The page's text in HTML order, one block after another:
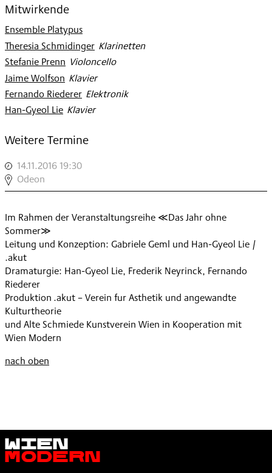
Mitwirkende
Ensemble Platypus
Theresia Schmidinger
: Klarinetten
Stefanie Prenn: Violoncello
Jaime Wolfson: Klavier
Fernando Riederer
: Elektronik
Han-Gyeol Lie
: Klavier
Weitere Termine
14.11.2016 19:30
EXCUSE
MY
2:
DE
TERRAE
FINE
,
Odeon
Im Rahmen der Veranstaltungsreihe ≪Das Jahr ohne
Sommer≫
Leitung und Konzeption: Gabriele Geml und Han-Gyeol Lie /
.akut
Dramaturgie: Han-Gyeol Lie, Frederik Neyrinck, Fernando
Riederer
Produktion .akut – Verein fur Asthetik und angewandte
Kulturtheorie
und Alte Schmiede Kunstverein Wien in Kooperation mit
Wien Modern
nach oben
Wien
Modern